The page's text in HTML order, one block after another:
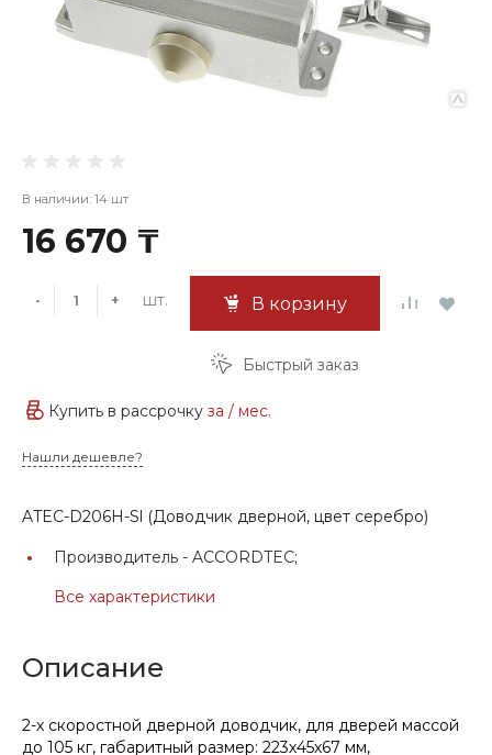
В наличии: 14 шт
16 670 ₸
- + шт. В корзину
Быстрый заказ
Купить в рассрочку за / мес.
Нашли дешевле?
ATEC-D206H-Sl (Доводчик дверной, цвет серебро)
Производитель - ACCORDTEC;
Все характеристики
Описание
2-х скоростной дверной доводчик, для дверей массой
до 105 кг, габаритный размер: 223х45х67 мм,